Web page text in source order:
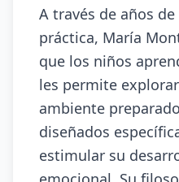
A través de años
práctica, María
que los niños
les permite
ambiente
diseñados
estimular su